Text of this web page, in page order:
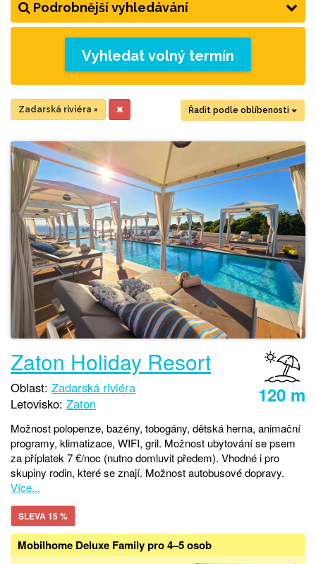
Podrobnější vyhledávání
Vyhledat volný termín
Řadit podle oblíbenosti
Zadarská riviéra ×
120 m
Zaton Holiday Resort
Oblast: Zadarská riviéra
Letovisko: Zaton
Možnost polopenze, bazény, tobogány, dětská herna, animační
programy, klimatizace, WIFI, gril. Možnost ubytování se psem
za příplatek 7 €/noc (nutno domluvit předem). Vhodné i pro
skupiny rodin, které se znají. Možnost autobusové dopravy.
Více...
SLEVA 15 %
Mobilhome Deluxe Family pro 4–5 osob